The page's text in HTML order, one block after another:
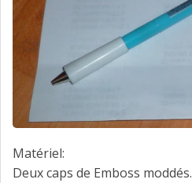
Matériel:
Deux caps de Emboss moddés.